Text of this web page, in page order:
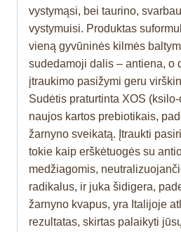
vystymąsi, bei taurino,
vystymuisi. Produktas
vieną gyvūninės kilmės
sudedamoji dalis – antiena, o
įtraukimo pasižymi geru
Sudėtis praturtinta XOS
naujos kartos prebiotikais,
žarnyno sveikatą. Įtraukti
tokie kaip erškėtuogės su
medžiagomis,
radikalus, ir juka šidigera,
žarnyno kvapus, yra Italijoje
rezultatas, skirtas palaikyti